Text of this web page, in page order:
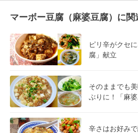
マーボー豆腐（麻婆豆腐）に関
ピリ辛がクセ
腐」献立
そのままでも
ぶりに！「麻
辛さはお好み